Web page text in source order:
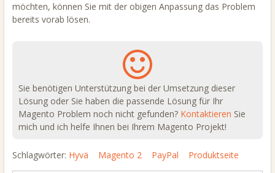
möchten, können Sie mit der obigen Anpassung das Problem
bereits vorab lösen.
Sie benötigen Unterstützung bei der Umsetzung dieser
Lösung oder Sie haben die passende Lösung für Ihr
Magento Problem noch nicht gefunden? Kontaktieren Sie
mich und ich helfe Ihnen bei Ihrem Magento Projekt!
Schlagwörter: Hyvä Magento 2 PayPal Produktseite